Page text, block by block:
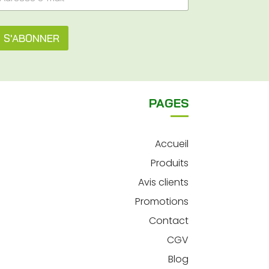
S'ABONNER
PAGES
Accueil
Produits
Avis clients
Promotions
Contact
CGV
Blog